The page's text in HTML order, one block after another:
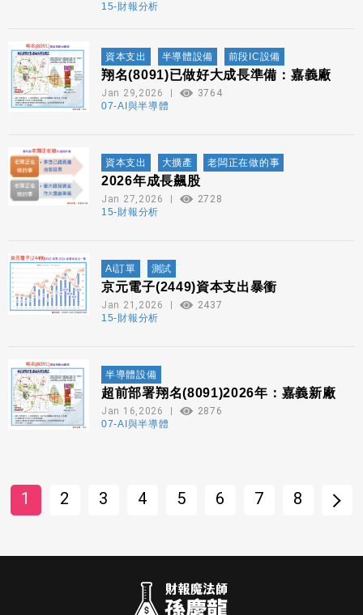
15-財報分析
資本支出 半導體設備 前段IC設備
翔名(8091)已做好大成長準備：嘉義廠
Jan 29,2026
3764
07-AI與半導體
資本支出 大擴產 老闆正在做的事
2026年成長飆股
Jan 27,2026
2728
15-財報分析
Ai訂單 測試
京元電子(2449)資本支出暴衝
Jan 21,2026
2437
15-財報分析
半導體設備
超前部署翔名(8091)2026年：嘉義新廠
Jan 16,2026
2876
07-AI與半導體
1 2 3 4 5 6 7 8